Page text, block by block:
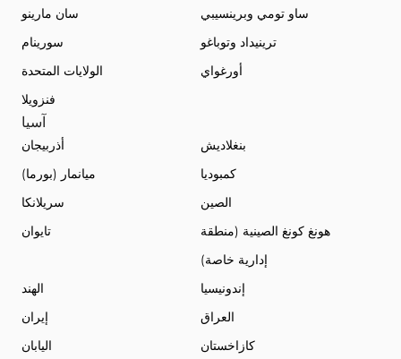
سان مارينو
ساو تومي وبرينسيبي
سورينام
ترينيداد وتوباغو
الولايات المتحدة
أورغواي
فنزويلا
آسيا
أذربيجان
بنغلاديش
ميانمار (بورما)
كمبوديا
سريلانكا
الصين
تايوان
هونغ كونغ الصينية (منطقة
إدارية خاصة)
الهند
إندونيسيا
إيران
العراق
اليابان
كازاخستان